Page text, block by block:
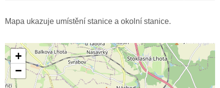
Mapa ukazuje umístění stanice a okolní stanice.
+
−